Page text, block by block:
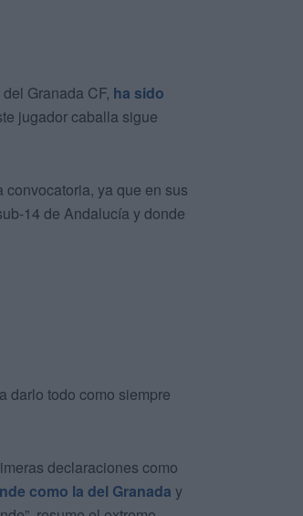
Granada CF, ha sido
jugador caballa sigue
convocatoria, ya que en sus
14 de Andalucía y donde
darlo todo como siempre
declaraciones como
como la del Granada y